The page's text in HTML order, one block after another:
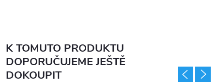
K TOMUTO PRODUKTU
DOPORUČUJEME JEŠTĚ
DOKOUPIT